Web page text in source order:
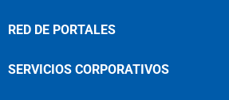
RED DE PORTALES
SERVICIOS CORPORATIVOS